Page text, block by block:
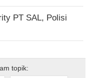
PT SAL, Polisi
topik: